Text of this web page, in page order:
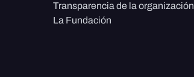
Transparencia de la organización
La Fundación